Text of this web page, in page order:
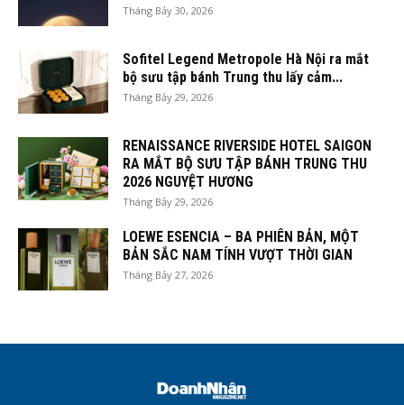
Tháng Bảy 30, 2026
Sofitel Legend Metropole Hà Nội ra mắt
bộ sưu tập bánh Trung thu lấy cảm...
Tháng Bảy 29, 2026
RENAISSANCE RIVERSIDE HOTEL SAIGON
RA MẮT BỘ SƯU TẬP BÁNH TRUNG THU
2026 NGUYỆT HƯƠNG
Tháng Bảy 29, 2026
LOEWE ESENCIA – BA PHIÊN BẢN, MỘT
BẢN SẮC NAM TÍNH VƯỢT THỜI GIAN
Tháng Bảy 27, 2026